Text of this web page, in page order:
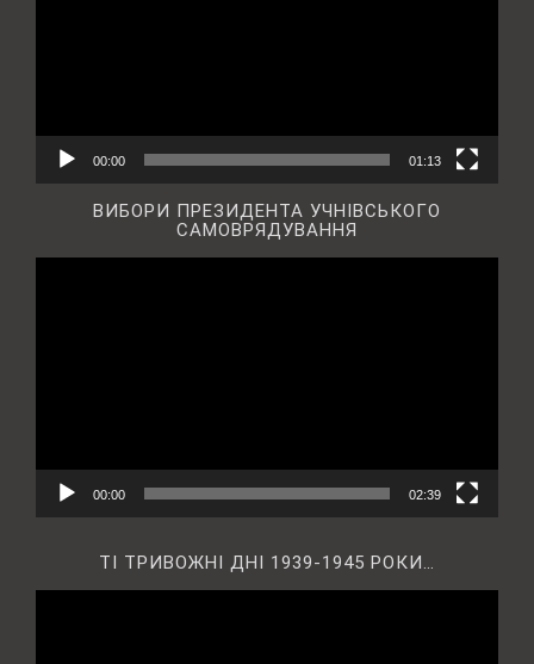
00:00 01:13
ВИБОРИ ПРЕЗИДЕНТА УЧНІВСЬКОГО
САМОВРЯДУВАННЯ
00:00 02:39
ТІ ТРИВОЖНІ ДНІ 1939-1945 РОКИ…